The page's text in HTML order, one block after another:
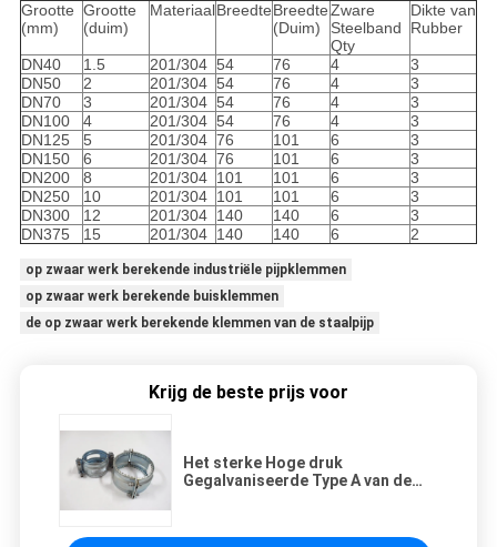
Grootte
(mm)
Grootte
(duim)
MateriaalBreedteBreedte
(Duim)
Zware
Steelband
Qty
Dikte van
Rubber
DN40 1.5 201/304 54 76 4
3
DN50
2 201/304 54 76 4
3
DN70
3 201/304 54 76 4
3
DN100
4 201/304 54 76 4
3
DN125
5 201/304 76 101 6
3
DN150
6 201/304 76 101 6
3
DN200
8 201/304 101 101 6
3
DN250
10 201/304 101 101 6
3
DN300
12 201/304 140 140 6
3
DN375
15 201/304 140 140 6 2
op zwaar werk berekende industriële pijpklemmen
op zwaar werk berekende buisklemmen
de op zwaar werk berekende klemmen van de staalpijp
Krijg de beste prijs voor
Het sterke Hoge druk
Gegalvaniseerde Type A van de